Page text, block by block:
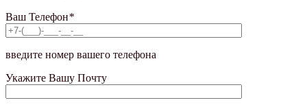
Ваш Телефон*
введите номер вашего телефона
Укажите Вашу Почту